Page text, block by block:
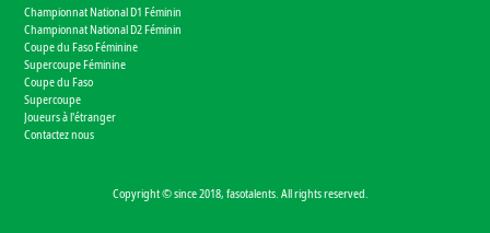
Championnat National D1 Féminin
Championnat National D2 Féminin
Coupe du Faso Féminine
Supercoupe Féminine
Coupe du Faso
Supercoupe
Joueurs à l'étranger
Contactez nous
Copyright © since 2018, fasotalents. All rights reserved.